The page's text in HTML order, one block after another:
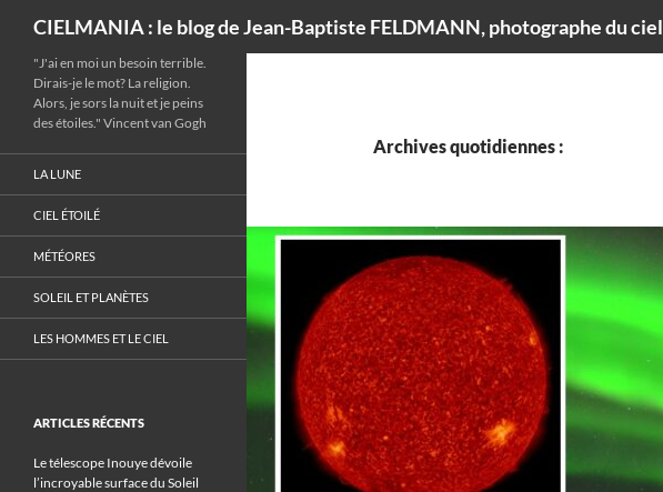
CIELMANIA : le blog de Jean-Baptiste FELDMANN, photographe du ciel
Archives quotidiennes :
"J'ai en moi un besoin terrible.
Dirais-je le mot? La religion.
Alors, je sors la nuit et je peins
des étoiles." Vincent van Gogh
LA LUNE
CIEL ÉTOILÉ
MÉTÉORES
SOLEIL ET PLANÈTES
LES HOMMES ET LE CIEL
ARTICLES RÉCENTS
Le télescope Inouye dévoile
l’incroyable surface du Soleil